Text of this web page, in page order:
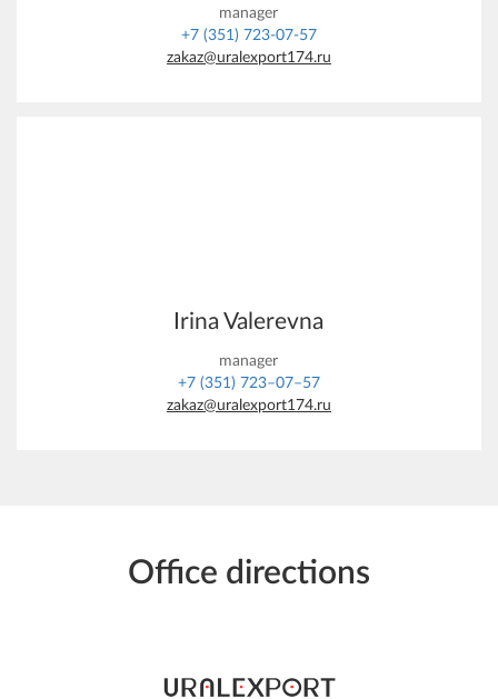
manager
+7 (351) 723-07-57
zakaz@uralexport174.ru
Irina Valerevna
manager
+7 (351) 723–07–57
zakaz@uralexport174.ru
Office directions